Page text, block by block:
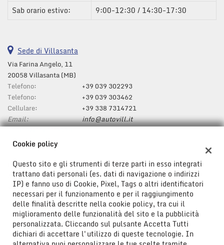
Sab orario estivo:
9:00-12:30 / 14:30-17:30
Sede di Villasanta
Via Farina Angelo, 11
20058 Villasanta (MB)
Telefono:
+39 039 302293
Telefono:
+39 039 303462
Cellulare:
+39 338 7314721
Email:
info@autovill.it
Indicazioni stradali
Dati fiscali:
AUTOVILL S.A.S. di Zappa Paolo & C
Via Farina Angelo, 11, Villasanta (MB)
C.F/P.IVA:00796110963
Registro delle imprese:MB
Cookie policy
Questo sito e gli strumenti di terze parti in esso integrati
trattano dati personali (es. dati di navigazione o indirizzi
IP) e fanno uso di Cookie, Pixel, Tags o altri identificatori
necessari per il funzionamento e per il raggiungimento
delle finalità descritte nella cookie policy, tra cui il
miglioramento delle funzionalità del sito e la pubblicità
personalizzata. Cliccando sul pulsante Accetta Tutti
dichiari di accettare l'utilizzo di queste tecnologie. In